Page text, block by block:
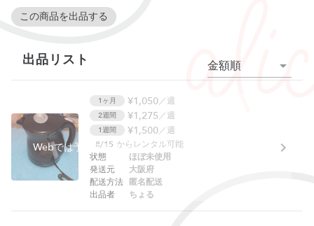
この商品を出品する
出品リスト 金額順
Webでは予約できません。アプリをご利用ください。
1ヶ月 ¥1,050／週
2週間 ¥1,275／週
1週間 ¥1,500／週
8/15 からレンタル可能
状態
発送元
配送方法
出品者
ほぼ未使用
大阪府
匿名配送
ちょる